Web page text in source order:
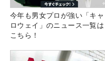
今年も男女プロが強い「キャ
ロウェイ」のニュース一覧は
こちら！